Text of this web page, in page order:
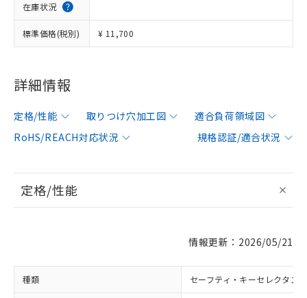
在庫状況
標準価格(税別) ¥ 11,700
詳細情報
定格/性能 取りつけ穴加工図
適合負荷領域図
RoHS/REACH対応状況
規格認証/適合状況
定格/性能
情報更新：2026/05/21
種類 セーフティ・キーセレクタス